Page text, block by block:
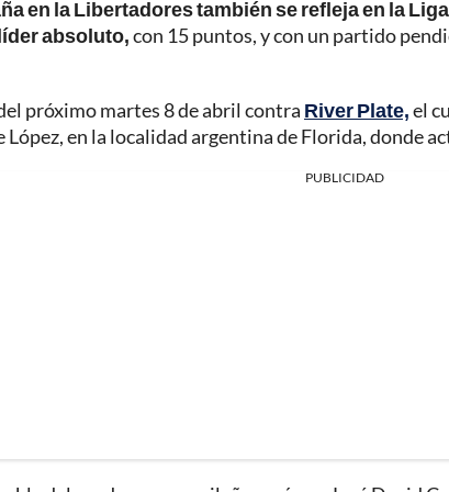
en la Libertadores también se refleja en la
absoluto,con 15 puntos, y con un partido
próximo martes 8 de abril contra River Plate,el
López, en la localidad argentina de Florida, donde
PUBLICIDAD